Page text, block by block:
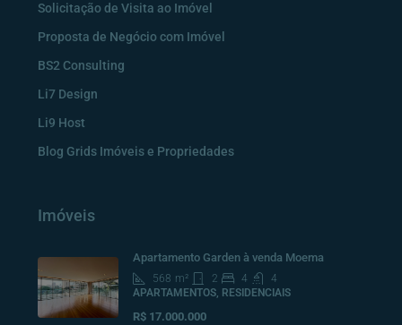
Solicitação de Visita ao Imóvel
Proposta de Negócio com Imóvel
BS2 Consulting
Li7 Design
Li9 Host
Blog Grids Imóveis e Propriedades
Imóveis
Apartamento Garden à venda Moema
568 m² 2 4
4
APARTAMENTOS, RESIDENCIAIS
R$ 17.000.000